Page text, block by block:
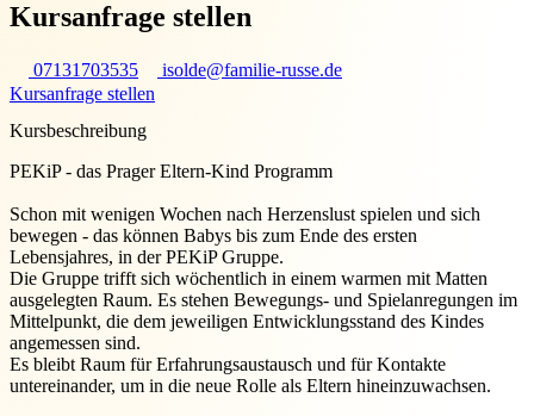
Kursanfrage stellen
07131703535
isolde@familie-russe.de
Kursanfrage stellen
Kursbeschreibung
PEKiP - das Prager Eltern-Kind Programm
Schon mit wenigen Wochen nach Herzenslust spielen und sich
bewegen - das können Babys bis zum Ende des ersten
Lebensjahres, in der PEKiP Gruppe.
Die Gruppe trifft sich wöchentlich in einem warmen mit Matten
ausgelegten Raum. Es stehen Bewegungs- und Spielanregungen im
Mittelpunkt, die dem jeweiligen Entwicklungsstand des Kindes
angemessen sind.
Es bleibt Raum für Erfahrungsaustausch und für Kontakte
untereinander, um in die neue Rolle als Eltern hineinzuwachsen.